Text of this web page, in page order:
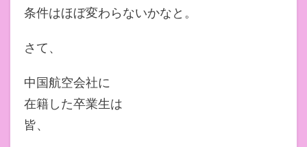
条件はほぼ変わらないかなと。
さて、
中国航空会社に
在籍した卒業生は
皆、